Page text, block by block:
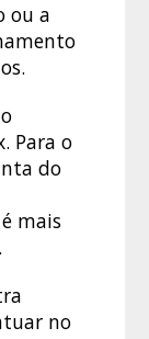
ou a
Para o
do
mais
no